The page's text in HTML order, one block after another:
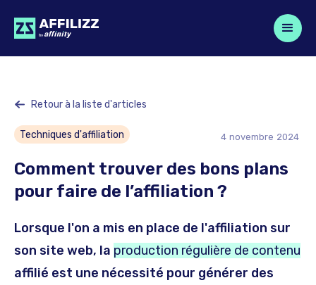
Retour à la liste d'articles
Techniques d'affiliation 4 novembre 2024
Comment trouver des bons plans
pour faire de l’affiliation ?
Lorsque l'on a mis en place de l'affiliation sur
son site web, la production régulière de contenu
affilié est une nécessité pour générer des